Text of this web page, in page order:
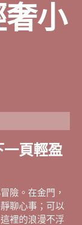
小
頁輕盈
險。在金門，
聊心事；可以
裡的浪漫不浮